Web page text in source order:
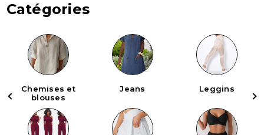
Catégories
Chemises et
blouses
Jeans Leggins